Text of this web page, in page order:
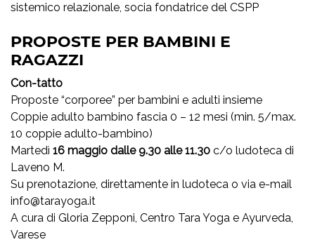
sistemico relazionale, socia fondatrice del CSPP
PROPOSTE PER BAMBINI E
RAGAZZI
Con-tatto
Proposte “corporee” per bambini e adulti insieme
Coppie adulto bambino fascia 0 – 12 mesi (min. 5/max.
10 coppie adulto-bambino)
Martedì 16 maggio dalle 9.30 alle 11.30 c/o ludoteca di
Laveno M.
Su prenotazione, direttamente in ludoteca o via e-mail
info@tarayoga.it
A cura di Gloria Zepponi, Centro Tara Yoga e Ayurveda,
Varese